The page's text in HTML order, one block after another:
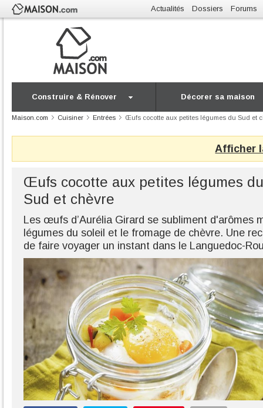
Actualités Dossiers Forums
Construire & Rénover Décorer sa maison
Maison.com Cuisiner Entrées Œufs cocotte aux petites légumes du Sud et
Afficher
Œufs cocotte aux petites légumes du
Sud et chèvre
Les œufs d’Aurélia Girard se subliment d'arômes
légumes du soleil et le fromage de chèvre. Une
de faire voyager un instant dans le Languedoc-